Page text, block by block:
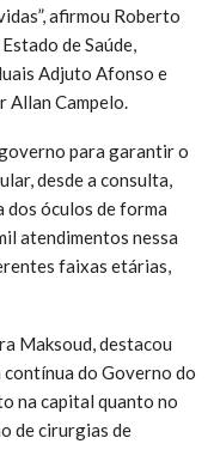
afirmou Roberto
de Saúde,
Adjuto Afonso e
Allan Campelo.
para garantir o
desde a consulta,
dos óculos de forma
atendimentos nessa
faixas etárias,
Maksoud, destacou
do Governo do
na capital quanto no
de cirurgias de